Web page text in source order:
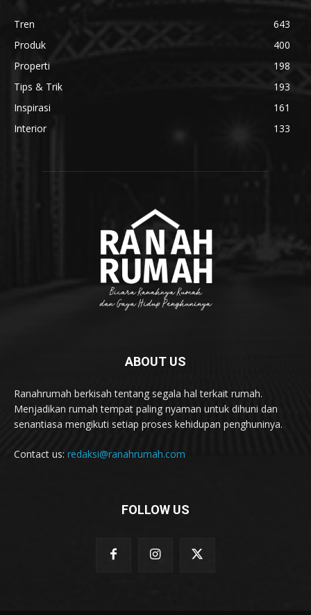
Tren
643
Produk
400
Properti
198
Tips & Trik
193
Inspirasi
161
Interior
133
ABOUT US
Ranahrumah berkisah tentang segala hal terkait rumah.
Menjadikan rumah tempat paling nyaman untuk dihuni dan
senantiasa mengikuti setiap proses kehidupan penghuninya.
Contact us: redaksi@ranahrumah.com
FOLLOW US